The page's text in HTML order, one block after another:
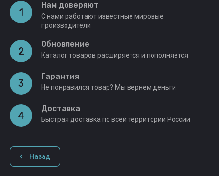
1
Нам доверяют
С нами работают известные мировые
производители
2
Обновление
Каталог товаров расширяется и пополняется
3
Гарантия
Не понравился товар? Мы вернем деньги
4
Доставка
Быстрая доставка по всей территории России
Назад